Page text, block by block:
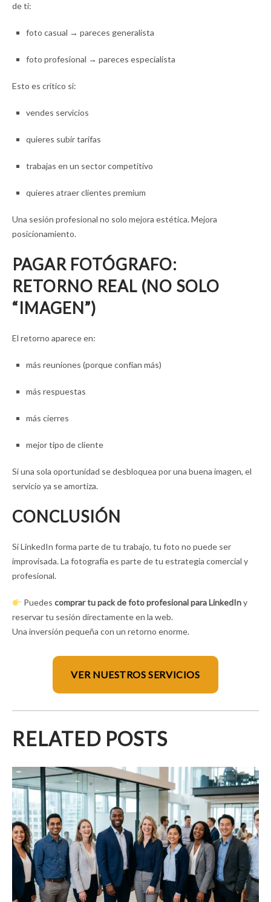
de ti:
foto casual → pareces generalista
foto profesional → pareces especialista
Esto es crítico si:
vendes servicios
quieres subir tarifas
trabajas en un sector competitivo
quieres atraer clientes premium
Una sesión profesional no solo mejora estética. Mejora
posicionamiento.
PAGAR FOTÓGRAFO:
RETORNO REAL (NO SOLO
“IMAGEN”)
El retorno aparece en:
más reuniones (porque confían más)
más respuestas
más cierres
mejor tipo de cliente
Si una sola oportunidad se desbloquea por una buena imagen, el
servicio ya se amortiza.
CONCLUSIÓN
Si LinkedIn forma parte de tu trabajo, tu foto no puede ser
improvisada. La fotografía es parte de tu estrategia comercial y
profesional.
Puedes comprar tu pack de foto profesional para LinkedIny
reservar tu sesión directamente en la web.
Una inversión pequeña con un retorno enorme.
VER NUESTROS SERVICIOS
RELATED POSTS